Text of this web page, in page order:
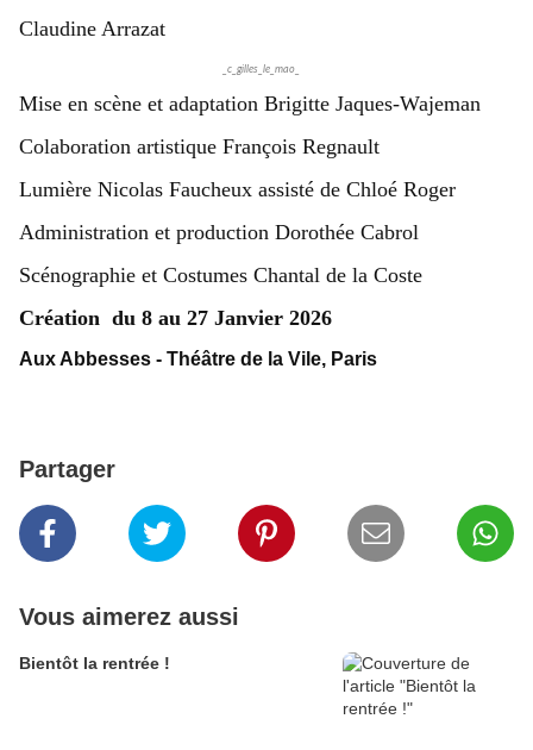
Claudine Arrazat
_c_gilles_le_mao_
Mise en scène et adaptation Brigitte Jaques-Wajeman
Colaboration artistique François Regnault
Lumière Nicolas Faucheux assisté de Chloé Roger
Administration et production Dorothée Cabrol
Scénographie et Costumes Chantal de la Coste
Création du 8 au 27 Janvier 2026
Aux Abbesses - Théâtre de la Vile, Paris
Partager
Vous aimerez aussi
Bientôt la rentrée !